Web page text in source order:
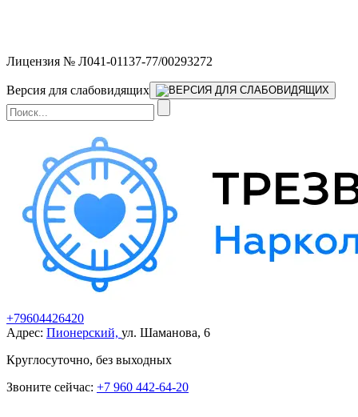
Лицензия № Л041-01137-77/00293272
Версия для слабовидящих
+79604426420
Адрес: Пионерский, ул. Шаманова, 6
Круглосуточно, без выходных
Звоните сейчас: +7 960 442-64-20